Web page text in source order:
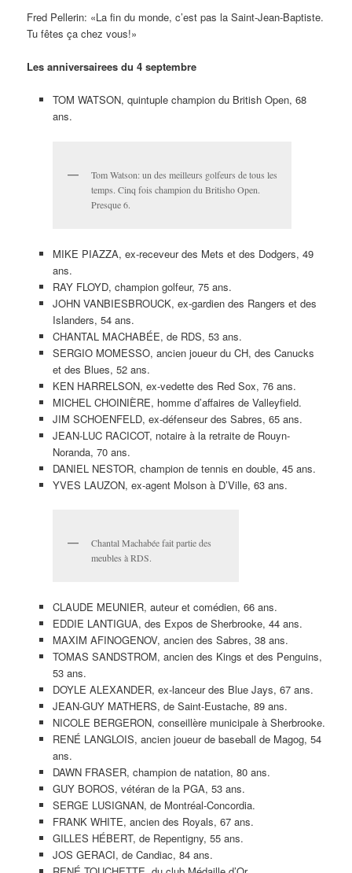
Fred Pellerin: «La fin du monde, c’est pas la Saint-Jean-Baptiste.
Tu fêtes ça chez vous!»
Les anniversairees du 4 septembre
TOM WATSON, quintuple champion du British Open, 68
ans.
Tom Watson: un des meilleurs golfeurs de tous les
temps. Cinq fois champion du Britisho Open.
Presque 6.
MIKE PIAZZA, ex-receveur des Mets et des Dodgers, 49
ans.
RAY FLOYD, champion golfeur, 75 ans.
JOHN VANBIESBROUCK, ex-gardien des Rangers et des
Islanders, 54 ans.
CHANTAL MACHABÉE, de RDS, 53 ans.
SERGIO MOMESSO, ancien joueur du CH, des Canucks
et des Blues, 52 ans.
KEN HARRELSON, ex-vedette des Red Sox, 76 ans.
MICHEL CHOINIÈRE, homme d’affaires de Valleyfield.
JIM SCHOENFELD, ex-défenseur des Sabres, 65 ans.
JEAN-LUC RACICOT, notaire à la retraite de Rouyn-
Noranda, 70 ans.
DANIEL NESTOR, champion de tennis en double, 45 ans.
YVES LAUZON, ex-agent Molson à D’Ville, 63 ans.
Chantal Machabée fait partie des
meubles à RDS.
CLAUDE MEUNIER, auteur et comédien, 66 ans.
EDDIE LANTIGUA, des Expos de Sherbrooke, 44 ans.
MAXIM AFINOGENOV, ancien des Sabres, 38 ans.
TOMAS SANDSTROM, ancien des Kings et des Penguins,
53 ans.
DOYLE ALEXANDER, ex-lanceur des Blue Jays, 67 ans.
JEAN-GUY MATHERS, de Saint-Eustache, 89 ans.
NICOLE BERGERON, conseillère municipale à Sherbrooke.
RENÉ LANGLOIS, ancien joueur de baseball de Magog, 54
ans.
DAWN FRASER, champion de natation, 80 ans.
GUY BOROS, vétéran de la PGA, 53 ans.
SERGE LUSIGNAN, de Montréal-Concordia.
FRANK WHITE, ancien des Royals, 67 ans.
GILLES HÉBERT, de Repentigny, 55 ans.
JOS GERACI, de Candiac, 84 ans.